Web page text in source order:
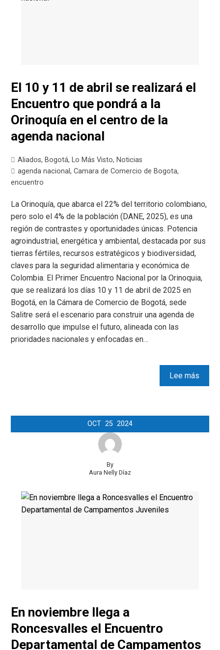
El 10 y 11 de abril se realizará el
Encuentro que pondrá a la
Orinoquía en el centro de la
agenda nacional
Aliados,Bogotá,Lo Más Visto,Noticias
agenda nacional,Camara de Comercio de Bogota,
encuentro
La Orinoquía, que abarca el 22% del territorio colombiano,
pero solo el 4% de la población (DANE, 2025), es una
región de contrastes y oportunidades únicas. Potencia
agroindustrial, energética y ambiental, destacada por sus
tierras fértiles, recursos estratégicos y biodiversidad,
claves para la seguridad alimentaria y económica de
Colombia. El Primer Encuentro Nacional por la Orinoquia,
que se realizará los días 10 y 11 de abril de 2025 en
Bogotá, en la Cámara de Comercio de Bogotá, sede
Salitre será el escenario para construir una agenda de
desarrollo que impulse el futuro, alineada con las
prioridades nacionales y enfocadas en…
Lee más
OCT 25 2024
By
Aura Nelly Díaz
En noviembre llega a
Roncesvalles el Encuentro
Departamental de Campamentos